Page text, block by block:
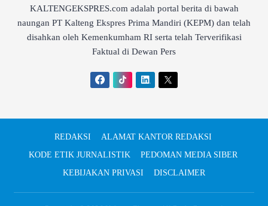
KALTENGEKSPRES.com adalah portal berita di bawah
naungan PT Kalteng Ekspres Prima Mandiri (KEPM) dan telah
disahkan oleh Kemenkumham RI serta telah Terverifikasi
Faktual di Dewan Pers
REDAKSI
ALAMAT KANTOR REDAKSI
KODE ETIK JURNALISTIK
PEDOMAN MEDIA SIBER
KEBIJAKAN PRIVASI
DISCLAIMER